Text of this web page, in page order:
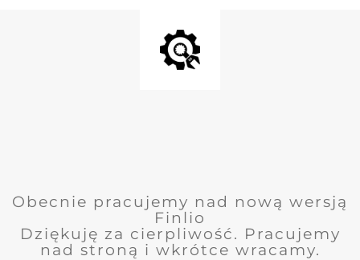
Obecnie pracujemy nad nową wersją
Finlio
Dziękuję za cierpliwość. Pracujemy
nad stroną i wkrótce wracamy.